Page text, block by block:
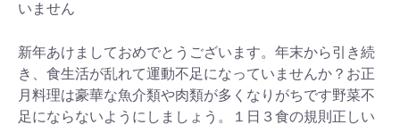
いません
新年あけましておめでとうございます。年末から引き続
き、食生活が乱れて運動不足になっていませんか？お正
月料理は豪華な魚介類や肉類が多くなりがちです野菜不
足にならないようにしましょう。１日３食の規則正しい